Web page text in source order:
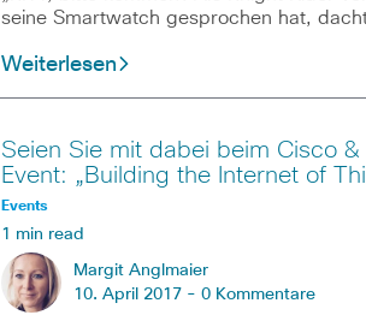
seine Smartwatch gesprochen hat,
Weiterlesen
Seien Sie mit dabei beim Cisco &
Event: „Building the Internet of
Events
1 min read
Margit Anglmaier
10. April 2017 - 0 Kommentare